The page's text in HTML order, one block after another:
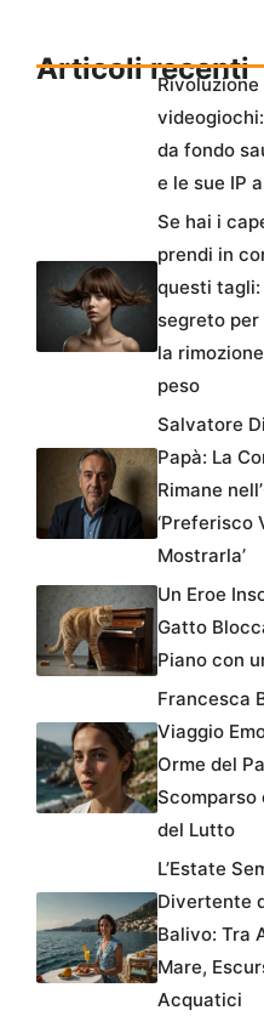
Articoli recenti
da fondo
e le sue IP
Se hai i
prendi in
questi
segreto
la
peso
Salvatore
Papà: La
Rimane
‘Preferisco
Mostrarla’
Un Eroe
Gatto
Piano con
Francesca
Viaggio
Orme del
del Lutto
L’Estate
Divertente
Balivo: Tra
Mare,
Acquatici